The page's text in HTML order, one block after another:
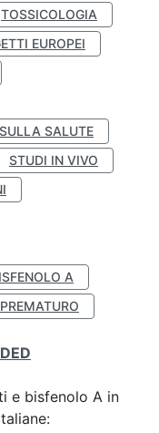
TOSSICOLOGIA
EUROPEI
SALUTE
STUDI IN VIVO
A
e bisfenolo A in